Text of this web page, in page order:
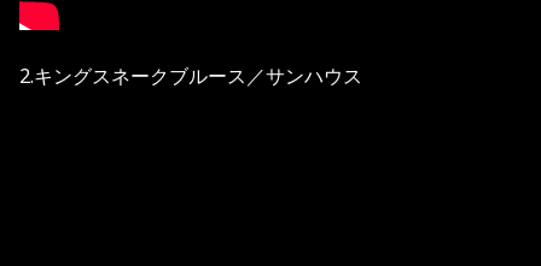
2.キングスネークブルース／サンハウス